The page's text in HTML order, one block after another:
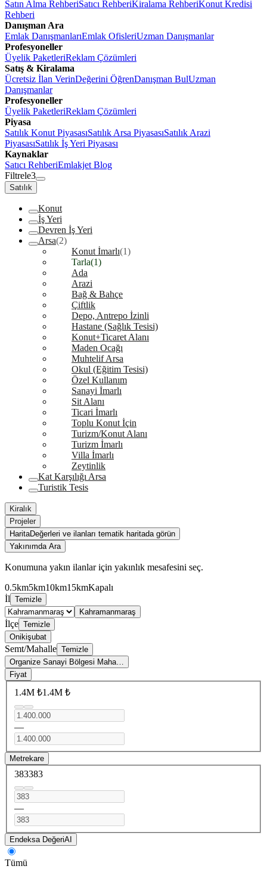
Satın Alma RehberiSatıcı RehberiKiralama RehberiKonut Kredisi
Rehberi
Danışman Ara
Emlak DanışmanlarıEmlak OfisleriUzman Danışmanlar
Profesyoneller
Üyelik PaketleriReklam Çözümleri
Satış & Kiralama
Ücretsiz İlan VerinDeğerini ÖğrenDanışman BulUzman
Danışmanlar
Profesyoneller
Üyelik PaketleriReklam Çözümleri
Piyasa
Satılık Konut PiyasasıSatılık Arsa PiyasasıSatılık Arazi
PiyasasıSatılık İş Yeri Piyasası
Kaynaklar
Satıcı RehberiEmlakjet Blog
Filtrele3
Satılık
Konut
İş Yeri
Devren İş Yeri
Arsa(2)
Konut İmarlı(1)
Tarla(1)
Ada
Arazi
Bağ & Bahçe
Çiftlik
Depo, Antrepo İzinli
Hastane (Sağlık Tesisi)
Konut+Ticaret Alanı
Maden Ocağı
Muhtelif Arsa
Okul (Eğitim Tesisi)
Özel Kullanım
Sanayi İmarlı
Sit Alanı
Ticari İmarlı
Toplu Konut İçin
Turizm/Konut Alanı
Turizm İmarlı
Villa İmarlı
Zeytinlik
Kat Karşılığı Arsa
Turistik Tesis
Kiralık
Projeler
HaritaDeğerleri ve ilanları tematik haritada görün
Yakınımda Ara
Konumuna yakın ilanlar için yakınlık mesafesini seç.
0.5km5km10km15kmKapalı
İl Temizle
Kahramanmaraş
İlçe Temizle
Onikişubat
Semt/Mahalle Temizle
Organize Sanayi Bölgesi Maha…
Fiyat
1.4M ₺1.4M ₺
—
Metrekare
383383
—
Endeksa DeğeriAI
Tümü